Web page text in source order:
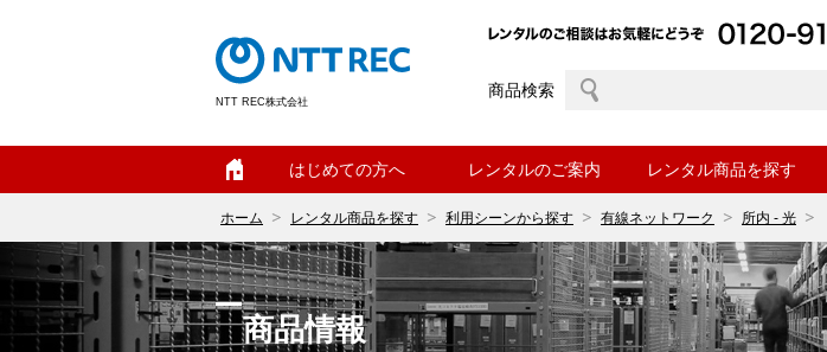
NTT REC株式会社
商品検索
はじめての方へ レンタルのご案内 レンタル商品を探す
ホーム レンタル商品を探す 利用シーンから探す 有線ネットワーク 所内 - 光
商品情報